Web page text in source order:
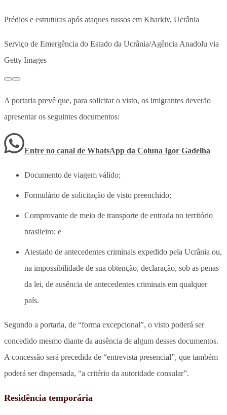
Prédios e estruturas após ataques russos em Kharkiv, Ucrânia
Serviço de Emergência do Estado da Ucrânia/Agência Anadolu via
Getty Images
A portaria prevê que, para solicitar o visto, os imigrantes deverão
apresentar os seguintes documentos:
Entre no canal de WhatsApp da Coluna Igor Gadelha
Documento de viagem válido;
Formulário de solicitação de visto preenchido;
Comprovante de meio de transporte de entrada no território
brasileiro; e
Atestado de antecedentes criminais expedido pela Ucrânia ou,
na impossibilidade de sua obtenção, declaração, sob as penas
da lei, de ausência de antecedentes criminais em qualquer
país.
Segundo a portaria, de “forma excepcional”, o visto poderá ser
concedido mesmo diante da ausência de algum desses documentos.
A concessão será precedida de “entrevista presencial”, que também
poderá ser dispensada, “a critério da autoridade consular”.
Residência temporária